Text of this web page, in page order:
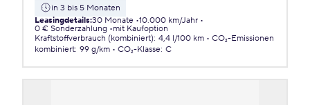
in 3 bis 5 Monaten
Leasingdetails:30 Monate 10.000 km/Jahr
0 € Sonderzahlung
mit Kaufoption
Kraftstoffverbrauch (kombiniert): 4,4 l/100 km
CO₂-Emissionen
kombiniert: 99 g/km CO₂-Klasse: C